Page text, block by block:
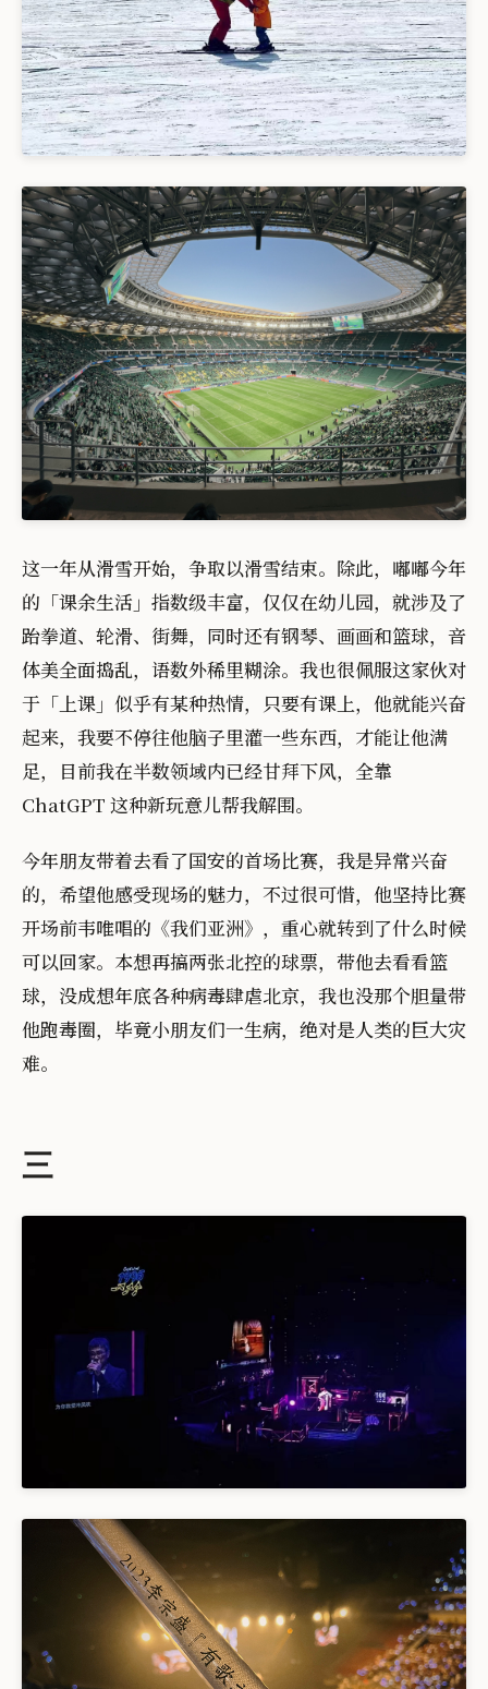
这一年从滑雪开始，争取以滑雪结束。除此，嘟嘟今年
的「课余生活」指数级丰富，仅仅在幼儿园，就涉及了
跆拳道、轮滑、街舞，同时还有钢琴、画画和篮球，音
体美全面捣乱，语数外稀里糊涂。我也很佩服这家伙对
于「上课」似乎有某种热情，只要有课上，他就能兴奋
起来，我要不停往他脑子里灌一些东西，才能让他满
足，目前我在半数领域内已经甘拜下风，全靠
ChatGPT 这种新玩意儿帮我解围。
今年朋友带着去看了国安的首场比赛，我是异常兴奋
的，希望他感受现场的魅力，不过很可惜，他坚持比赛
开场前韦唯唱的《我们亚洲》，重心就转到了什么时候
可以回家。本想再搞两张北控的球票，带他去看看篮
球，没成想年底各种病毒肆虐北京，我也没那个胆量带
他跑毒圈，毕竟小朋友们一生病，绝对是人类的巨大灾
难。
三